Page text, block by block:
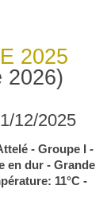
2025
2026)
12/2025
- Groupe I -
en dur - Grande
11°C -